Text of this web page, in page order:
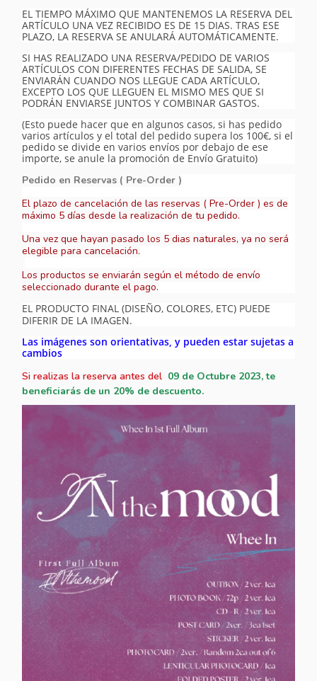
EL TIEMPO MÁXIMO QUE MANTENEMOS LA RESERVA DEL
ARTÍCULO UNA VEZ RECIBIDO ES DE 15 DIAS. TRAS ESE
PLAZO, LA RESERVA SE ANULARÁ AUTOMÁTICAMENTE.
SI HAS REALIZADO UNA RESERVA/PEDIDO DE VARIOS
ARTÍCULOS CON DIFERENTES FECHAS DE SALIDA, SE
ENVIARÁN CUANDO NOS LLEGUE CADA ARTÍCULO,
EXCEPTO LOS QUE LLEGUEN EL MISMO MES QUE SI
PODRÁN ENVIARSE JUNTOS Y COMBINAR GASTOS.
(Esto puede hacer que en algunos casos, si has pedido
varios artículos y el total del pedido supera los 100€, si el
pedido se divide en varios envíos por debajo de ese
importe, se anule la promoción de Envío Gratuito)
Pedido en Reservas ( Pre-Order )
El plazo de cancelación de las reservas ( Pre-Order ) es de
máximo 5 días desde la realización de tu pedido.
Una vez que hayan pasado los 5 dias naturales, ya no será
elegible para cancelación.
Los productos se enviarán según el método de envío
seleccionado durante el pago.
EL PRODUCTO FINAL (DISEÑO, COLORES, ETC) PUEDE
DIFERIR DE LA IMAGEN.
Las imágenes son orientativas, y pueden estar sujetas a
cambios
Si realizas la reserva antes del 09 de Octubre 2023, te
beneficiarás de un 20% de descuento.